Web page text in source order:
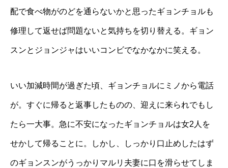
配で食べ物がのどを通らないかと思ったギョンチョルも
修理して返せば問題ないと気持ちを切り替える。ギョン
スンとジョンジャはいいコンビでなかなかに笑える。
いい加減時間が過ぎた頃、ギョンチョルにミノから電話
が。すぐに帰ると返事したものの、迎えに来られでもし
たら一大事。急に不安になったギョンチョルは女2人を
せかして帰ることに。しかし、しっかり口止めしたはず
のギョンスンがうっかりマルリ夫妻に口を滑らせてしま